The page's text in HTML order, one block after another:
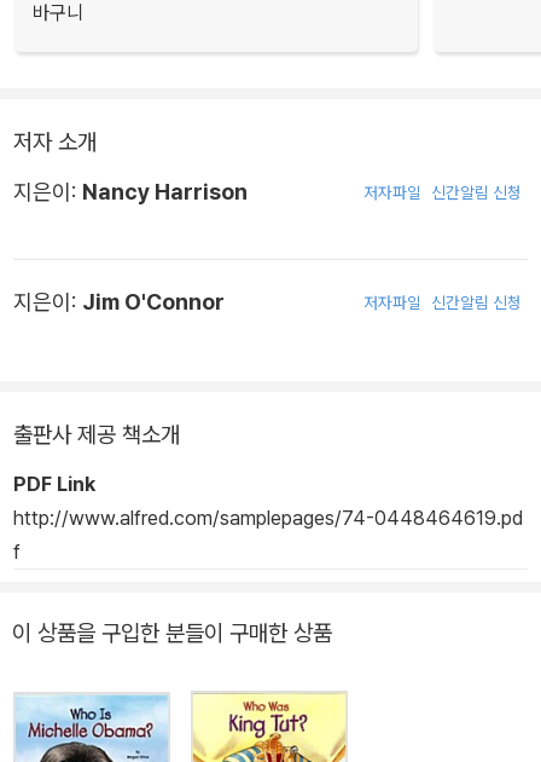
바구니
저자 소개
지은이: Nancy Harrison 저자파일 신간알림 신청
지은이: Jim O'Connor 저자파일 신간알림 신청
출판사 제공 책소개
PDF Link
http://www.alfred.com/samplepages/74-0448464619.pd
f
이 상품을 구입한 분들이 구매한 상품